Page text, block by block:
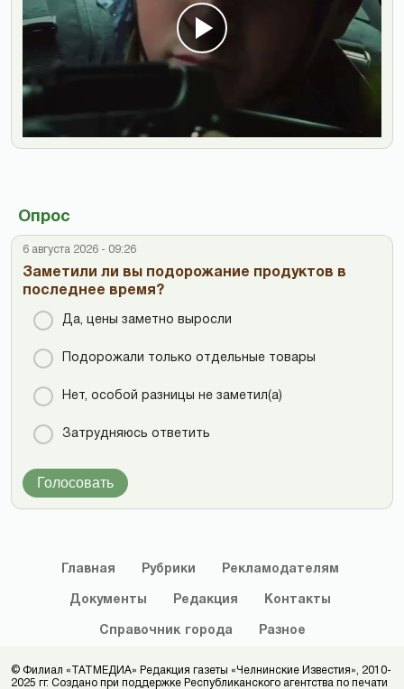
Опрос
6 августа 2026 - 09:26
Заметили ли вы подорожание продуктов в
последнее время?
Да, цены заметно выросли
Подорожали только отдельные товары
Нет, особой разницы не заметил(а)
Затрудняюсь ответить
Голосовать
Главная Рубрики Рекламодателям
Документы Редакция Контакты
Справочник города Разное
© Филиал «ТАТМЕДИА» Редакция газеты «Челнинские Известия», 2010-
2025 гг. Создано при поддержке Республиканского агентства по печати